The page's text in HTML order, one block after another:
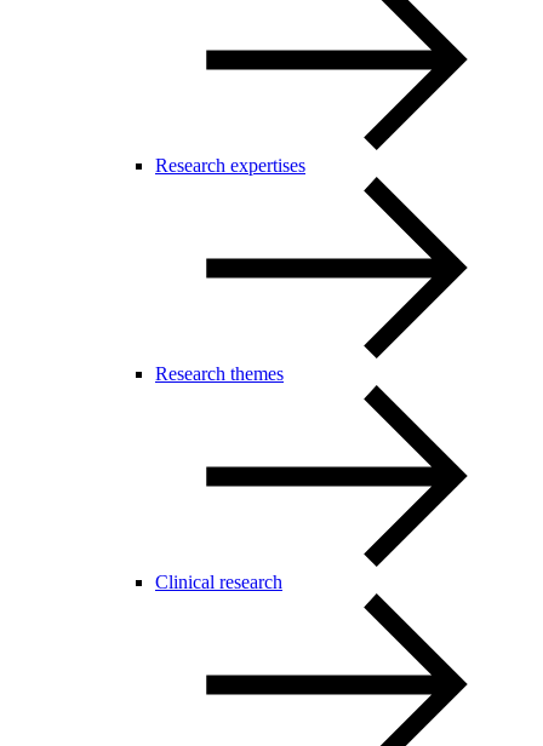
Research expertises
Research themes
Clinical research